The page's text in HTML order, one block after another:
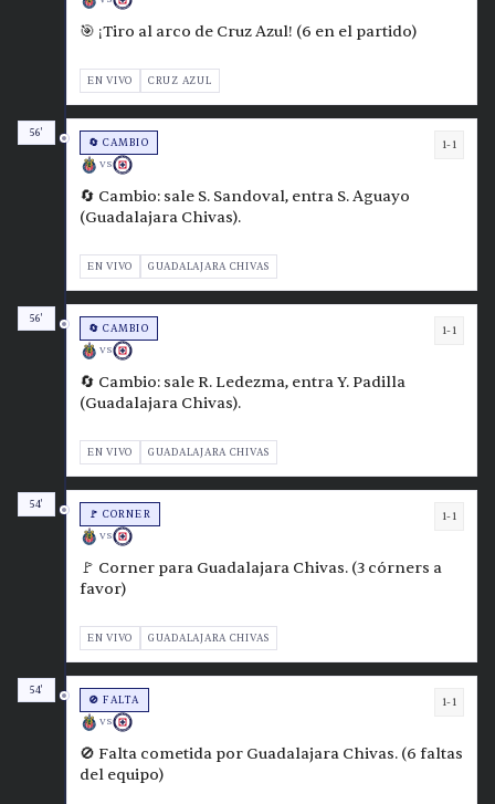
🎯 ¡Tiro al arco de Cruz Azul! (6 en el partido)
EN VIVO CRUZ AZUL
56'
🔄 CAMBIO
VS
1-1
🔄 Cambio: sale S. Sandoval, entra S. Aguayo
(Guadalajara Chivas).
EN VIVO GUADALAJARA CHIVAS
56'
🔄 CAMBIO
VS
1-1
🔄 Cambio: sale R. Ledezma, entra Y. Padilla
(Guadalajara Chivas).
EN VIVO GUADALAJARA CHIVAS
54'
🚩 CORNER
VS
1-1
🚩 Corner para Guadalajara Chivas. (3 córners a
favor)
EN VIVO GUADALAJARA CHIVAS
54'
🚫 FALTA
VS
1-1
🚫 Falta cometida por Guadalajara Chivas. (6 faltas
del equipo)